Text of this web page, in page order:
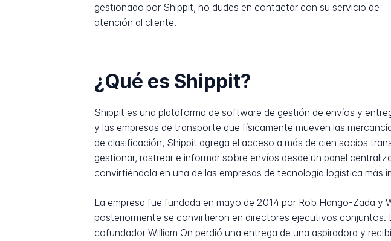
gestionado por Shippit, no dudes en contactar con su servicio de
atención al cliente.
¿Qué es Shippit?
Shippit es una plataforma de software de gestión de envíos y
y las empresas de transporte que físicamente mueven las
de clasificación, Shippit agrega el acceso a más de cien socios
gestionar, rastrear e informar sobre envíos desde un panel
convirtiéndola en una de las empresas de tecnología logística más
La empresa fue fundada en mayo de 2014 por Rob Hango-Zada y
posteriormente se convirtieron en directores ejecutivos conjuntos.
cofundador William On perdió una entrega de una aspiradora y